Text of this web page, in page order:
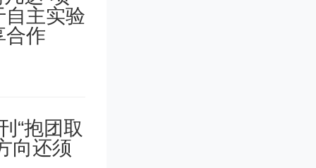
委员会
月20日